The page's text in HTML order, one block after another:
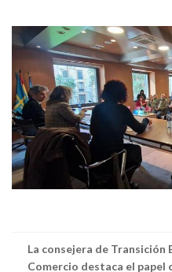
La consejera de Transición
Comercio destaca el papel